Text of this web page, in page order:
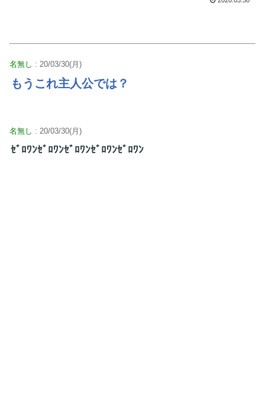
名無し : 20/03/30(月)
もうこれ主人公では？
名無し : 20/03/30(月)
ｾﾞﾛﾜﾝｾﾞﾛﾜﾝｾﾞﾛﾜﾝｾﾞﾛﾜﾝｾﾞﾛﾜﾝ